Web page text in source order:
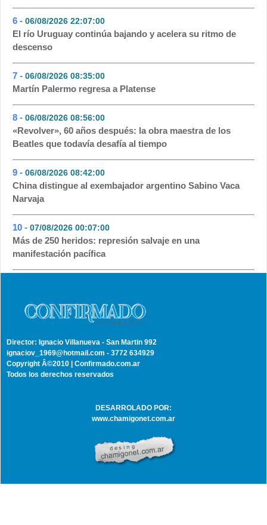
6 - 06/08/2026 22:07:00
El río Uruguay continúa bajando y acelera su ritmo de
descenso
7 - 06/08/2026 08:35:00
Martín Palermo regresa a Platense
8 - 06/08/2026 08:56:00
«Revolver», 60 años después: la obra maestra de los
Beatles que todavía desafía al tiempo
9 - 06/08/2026 08:42:00
China distingue al exembajador argentino Sabino Vaca
Narvaja
10 - 07/08/2026 00:07:00
Más de 250 heridos: represión salvaje en una
manifestación pacífica
Director: Ignacio Villanueva - San Martin 992
ignaciov_1969@hotmail.com - 3772 634929
Copyright Â©2010 | Confirmado.com.ar
Todos los derechos reservados
DESARROLADO POR:
www.chamigonet.com.ar